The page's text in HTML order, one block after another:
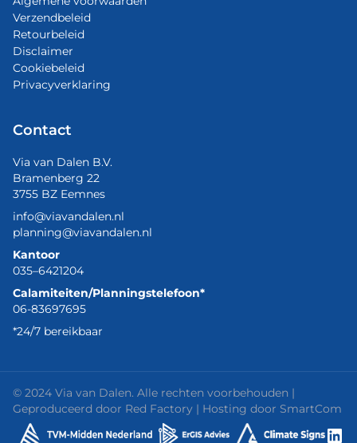
Verzendbeleid
Retourbeleid
Disclaimer
Cookiebeleid
Privacyverklaring
Contact
Via van Dalen B.V.
Bramenberg 22
3755 BZ Eemnes
info@viavandalen.nl
planning@viavandalen.nl
Kantoor
035–6421204
Calamiteiten/Planningstelefoon*
06-83697695
*24/7 bereikbaar
© 2024 Via van Dalen. Alle rechten voorbehouden |
Geproduceerd door Red Factory | Hosting door SmartCom